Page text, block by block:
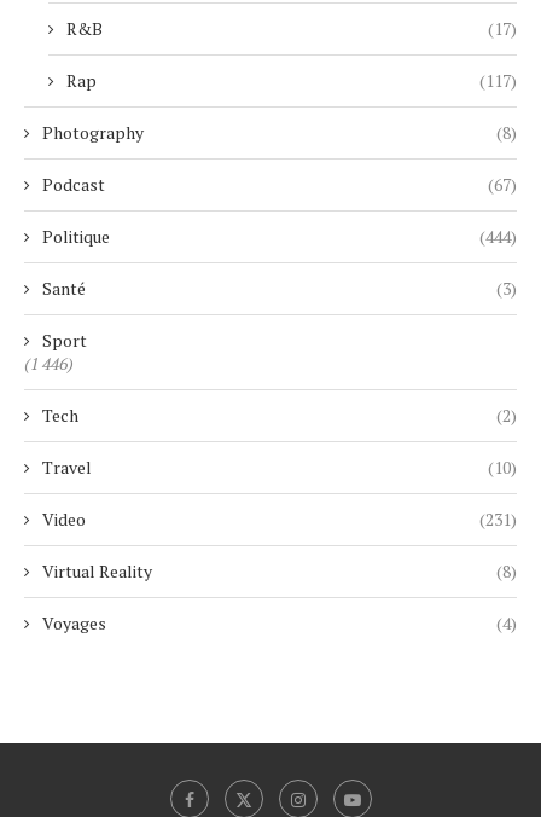
R&B (17)
Rap (117)
Photography (8)
Podcast (67)
Politique (444)
Santé (3)
Sport
(1 446)
Tech (2)
Travel (10)
Video (231)
Virtual Reality (8)
Voyages (4)